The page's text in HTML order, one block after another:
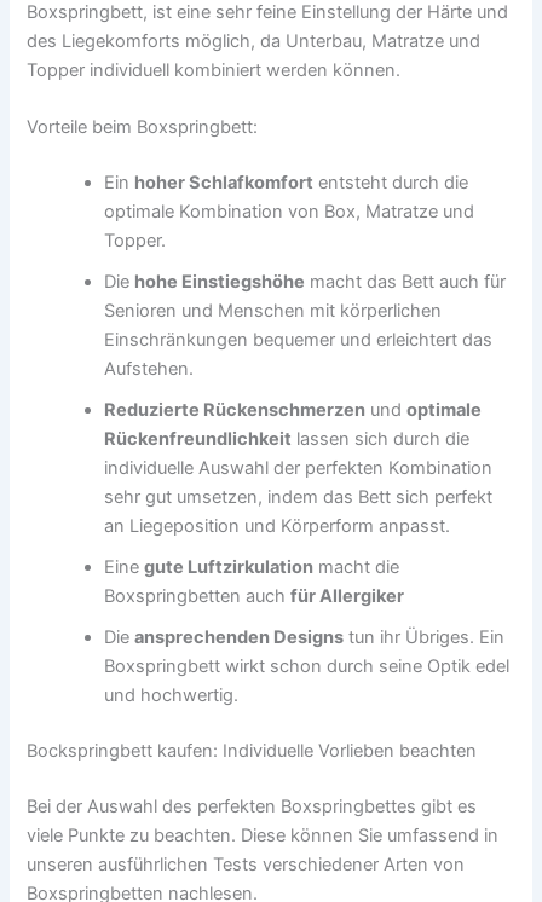
Boxspringbett, ist eine sehr feine Einstellung der Härte und
des Liegekomforts möglich, da Unterbau, Matratze und
Topper individuell kombiniert werden können.
Vorteile beim Boxspringbett:
Ein hoher Schlafkomfort entsteht durch die
optimale Kombination von Box, Matratze und
Topper.
Die hohe Einstiegshöhe macht das Bett auch für
Senioren und Menschen mit körperlichen
Einschränkungen bequemer und erleichtert das
Aufstehen.
Reduzierte Rückenschmerzen undoptimale
Rückenfreundlichkeit lassen sich durch die
individuelle Auswahl der perfekten Kombination
sehr gut umsetzen, indem das Bett sich perfekt
an Liegeposition und Körperform anpasst.
Einegute Luftzirkulation macht die
Boxspringbetten auchfür Allergiker
Dieansprechenden Designs tun ihr Übriges. Ein
Boxspringbett wirkt schon durch seine Optik edel
und hochwertig.
Bockspringbett kaufen: Individuelle Vorlieben beachten
Bei der Auswahl des perfekten Boxspringbettes gibt es
viele Punkte zu beachten. Diese können Sie umfassend in
unseren ausführlichen Tests verschiedener Arten von
Boxspringbetten nachlesen.